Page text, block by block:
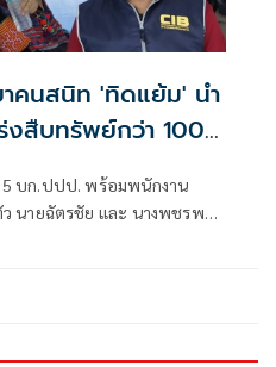
คนสนิท 'ทิดแย้ม' นำ
งสืบทรัพย์กว่า 100
บก.ปปป. พร้อมพนักงาน
นายฉัตรชัย และ นางพชรพร